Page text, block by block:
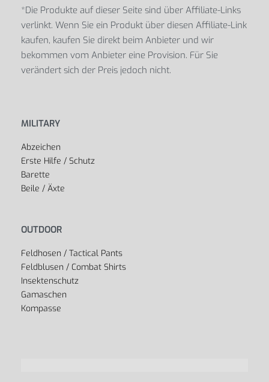
*Die Produkte auf dieser Seite sind über Affiliate-Links
verlinkt. Wenn Sie ein Produkt über diesen Affiliate-Link
kaufen, kaufen Sie direkt beim Anbieter und wir
bekommen vom Anbieter eine Provision. Für Sie
verändert sich der Preis jedoch nicht.
MILITARY
Abzeichen
Erste Hilfe / Schutz
Barette
Beile / Äxte
OUTDOOR
Feldhosen / Tactical Pants
Feldblusen / Combat Shirts
Insektenschutz
Gamaschen
Kompasse